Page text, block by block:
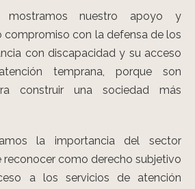
mostramos nuestro apoyo y
compromiso con la defensa de los
con discapacidad y su acceso
temprana, porque son
construir una sociedad más
la importancia del sector
reconocer como derecho subjetivo
a los servicios de atención